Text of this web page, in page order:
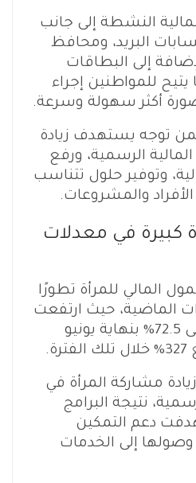
النشطة إلى جانب
البريد، ومحافظ
إلى البطاقات
للمواطنين إجراء
أكثر سهولة وسرعة.
توجه يستهدف زيادة
المالية الرسمية، ورفع
وتوفير حلول تتناسب
والمشروعات.
كبيرة في معدلات
المالي للمرأة تطورًا
الماضية، حيث ارتفعت
من 19.1% عام 2016 إلى 72.5% بنهاية يونيو
مشاركة المرأة في
نتيجة البرامج
دعم التمكين
إلى الخدمات